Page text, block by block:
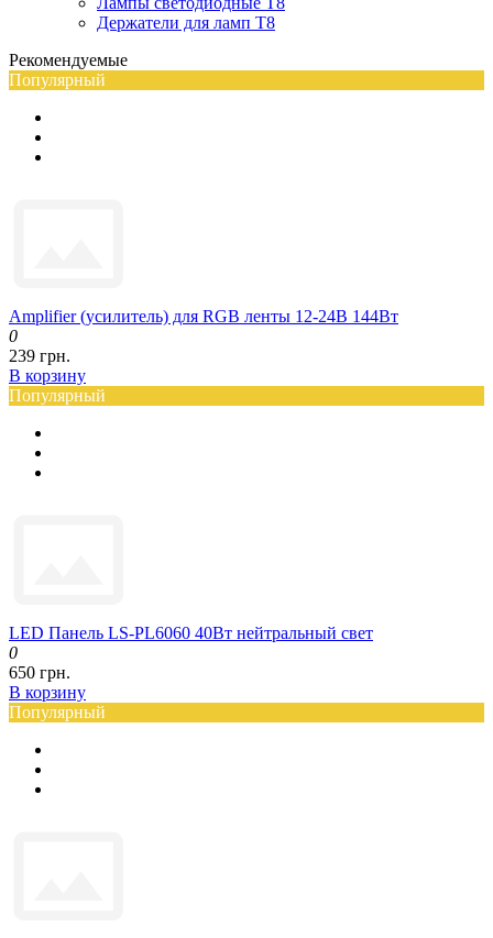
Держатели для ламп T8
Рекомендуемые
Популярный
Amplifier (усилитель) для RGB ленты 12-24В 144Вт
0
239 грн.
В корзину
Популярный
LED Панель LS-PL6060 40Вт нейтральный свет
0
650 грн.
В корзину
Популярный